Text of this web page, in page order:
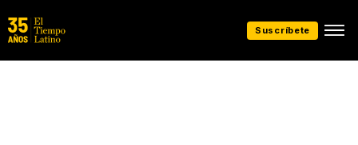
Suscríbete